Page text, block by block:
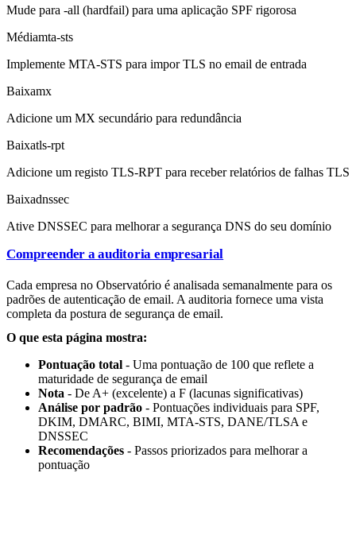
Mude para -all (hardfail) para uma aplicação SPF rigorosa
Médiamta-sts
Implemente MTA-STS para impor TLS no email de entrada
Baixamx
Adicione um MX secundário para redundância
Baixatls-rpt
Adicione um registo TLS-RPT para receber relatórios de falhas TLS
Baixadnssec
Ative DNSSEC para melhorar a segurança DNS do seu domínio
Compreender a auditoria empresarial
Cada empresa no Observatório é analisada semanalmente para os
padrões de autenticação de email. A auditoria fornece uma vista
completa da postura de segurança de email.
O que esta página mostra:
Pontuação total - Uma pontuação de 100 que reflete a
maturidade de segurança de email
Nota - De A+ (excelente) a F (lacunas significativas)
Análise por padrão - Pontuações individuais para SPF,
DKIM, DMARC, BIMI, MTA-STS, DANE/TLSA e
DNSSEC
Recomendações - Passos priorizados para melhorar a
pontuação